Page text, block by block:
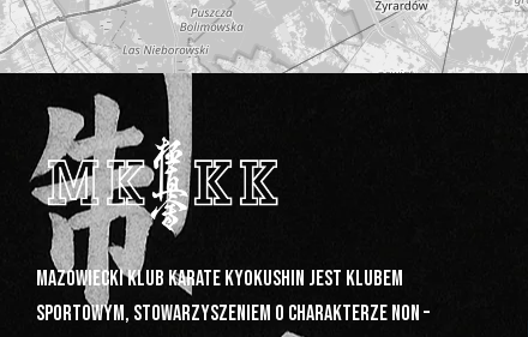
Mazowiecki Klub Karate Kyokushin jest klubem
sportowym, stowarzyszeniem o charakterze non –